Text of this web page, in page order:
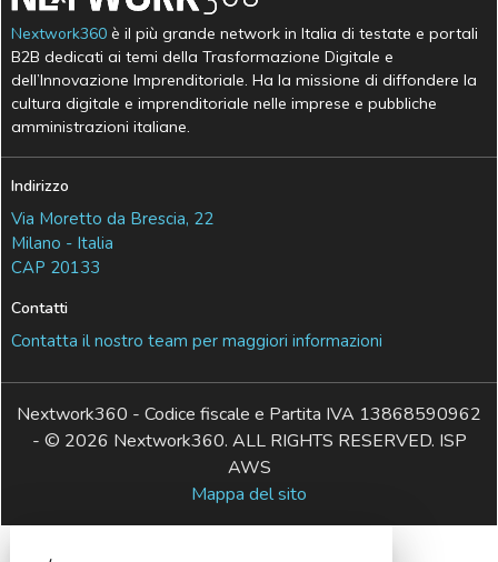
Nextwork360 è il più grande network in Italia di testate e portali
B2B dedicati ai temi della Trasformazione Digitale e
dell’Innovazione Imprenditoriale. Ha la missione di diffondere la
cultura digitale e imprenditoriale nelle imprese e pubbliche
amministrazioni italiane.
Indirizzo
Via Moretto da Brescia, 22
Milano - Italia
CAP 20133
Contatti
Contatta il nostro team per maggiori informazioni
Nextwork360 - Codice fiscale e Partita IVA 13868590962
- © 2026 Nextwork360. ALL RIGHTS RESERVED. ISP
AWS
Mappa del sito